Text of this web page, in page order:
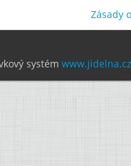
Zásady
systém www.jidelna.cz